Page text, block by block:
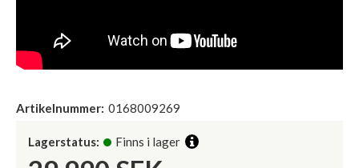
Artikelnummer: 0168009269
Lagerstatus: Finns i lager